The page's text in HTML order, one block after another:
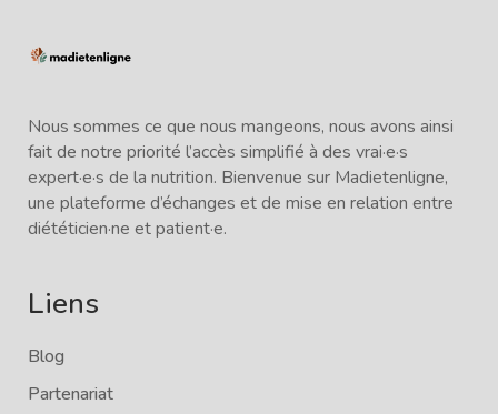
Nous sommes ce que nous mangeons, nous avons ainsi
fait de notre priorité l’accès simplifié à des vrai·e·s
expert·e·s de la nutrition. Bienvenue sur Madietenligne,
une plateforme d’échanges et de mise en relation entre
diététicien·ne et patient·e.
Liens
Blog
Partenariat